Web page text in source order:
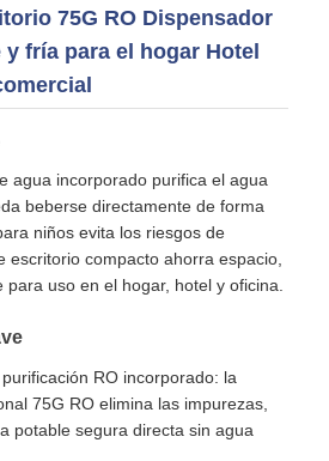
agua
uso residencial
del agua
de filtros de agua
del RO
del RO
75G RO Dispensador
y fría para el hogar Hotel
agua incorporado purifica el agua
beberse directamente de forma
niños evita los riesgos de
escritorio compacto ahorra espacio,
uso en el hogar, hotel y oficina.
RO incorporado: la
75G RO elimina las impurezas,
potable segura directa sin agua